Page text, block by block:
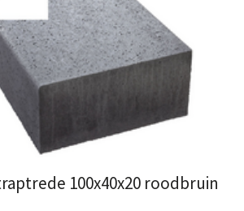
100x40x20 roodbruin